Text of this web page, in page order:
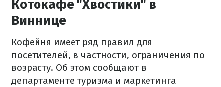
Котокафе "Хвостики" в
Виннице
Кофейня имеет ряд правил для
посетителей, в частности, ограничения по
возрасту. Об этом сообщают в
департаменте туризма и маркетинга